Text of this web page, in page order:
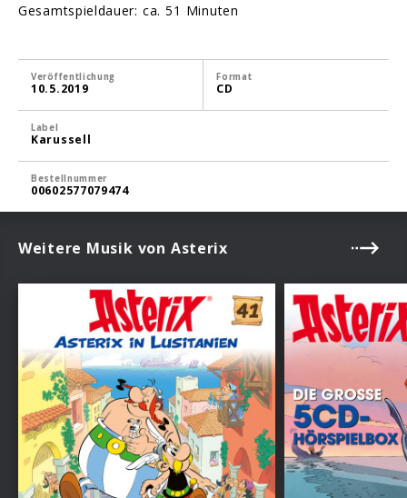
Gesamtspieldauer: ca. 51 Minuten
Veröffentlichung
10.5.2019
Format
CD
Label
Karussell
Bestellnummer
00602577079474
Weitere Musik von Asterix